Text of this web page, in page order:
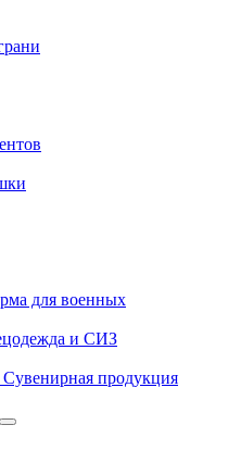
для военных
и СИЗ
Сувенирная продукция